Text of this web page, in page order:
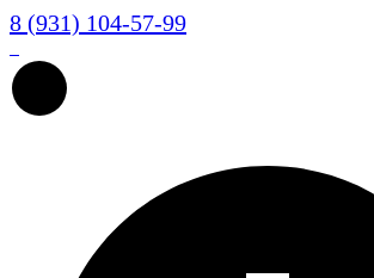
8 (931) 104-57-99